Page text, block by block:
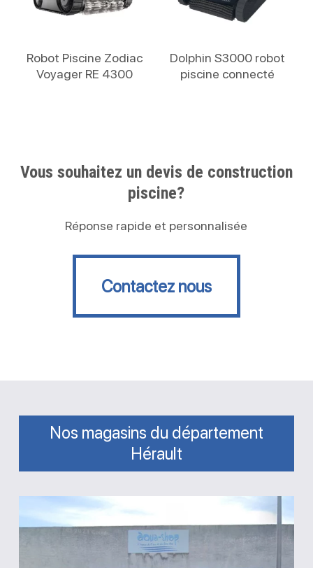
Robot Piscine Zodiac
Voyager RE 4300
Dolphin S3000 robot
piscine connecté
Vous souhaitez un devis de construction
piscine?
Réponse rapide et personnalisée
Contactez nous
Contactez nous
Nos magasins du département
Hérault
Aqua
Shop